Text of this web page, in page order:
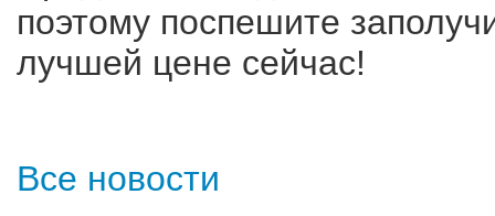
поэтому поспешите
лучшей цене сейчас!
Все новости